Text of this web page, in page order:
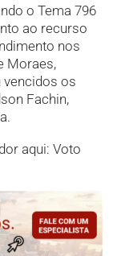
o Tema 796
ao recurso
nos
Moraes,
vencidos os
Fachin,
aqui: Voto